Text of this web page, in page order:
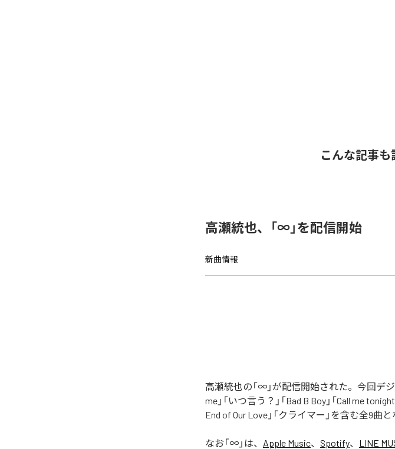
こんな記事
高瀬統也、「∞」を配信開始
新曲情報
高瀬統也の「∞」が配信開始された。今回デジ
me」「いつ言う？」「Bad B Boy」「Call me
End of Our Love」「クライマー」を含む全9曲と
なお「∞ 」は、 Apple Music、 Spotify、 LINE